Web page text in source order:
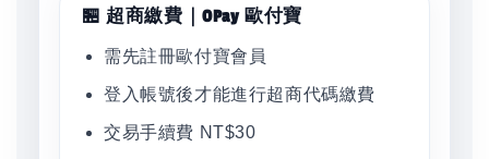
🏪 超商繳費｜OPay 歐付寶
需先註冊歐付寶會員
登入帳號後才能進行超商代碼繳費
交易手續費 NT$30